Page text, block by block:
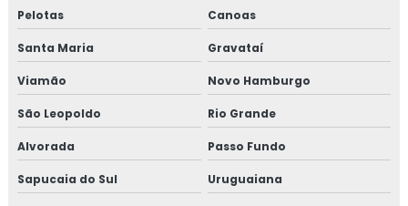
Pelotas Canoas
Santa Maria Gravataí
Viamão Novo Hamburgo
São Leopoldo Rio Grande
Alvorada Passo Fundo
Sapucaia do Sul Uruguaiana